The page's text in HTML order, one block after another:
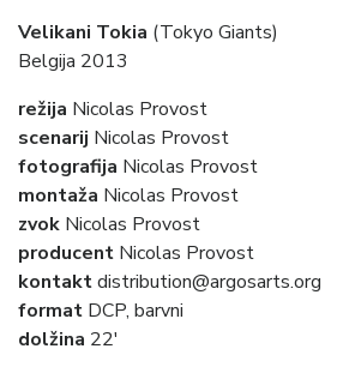
Velikani Tokia (Tokyo Giants)
Belgija 2013
režija Nicolas Provost
scenarij Nicolas Provost
fotografija Nicolas Provost
montaža Nicolas Provost
zvok Nicolas Provost
producent Nicolas Provost
kontaktdistribution@argosarts.org
format DCP, barvni
dolžina 22′